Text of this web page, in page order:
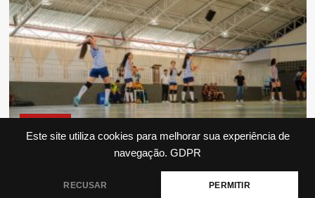
Este site utiliza cookies para melhorar sua experiência de
navegação. GDPR
RECUSAR PERMITIR
Destaques
Inscrições abertas para a 53ª edição dos Jogos da
7 de agosto de 2026